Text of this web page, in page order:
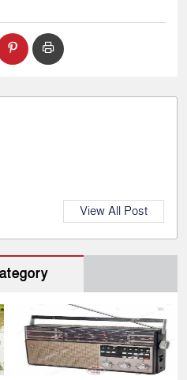
View All Post